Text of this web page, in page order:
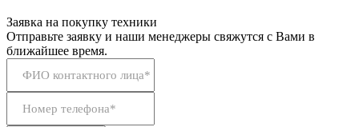
Заявка на покупку техники
Отправьте заявку и наши менеджеры свяжутся с Вами в
ближайшее время.
ФИО контактного лица*
Номер телефона*